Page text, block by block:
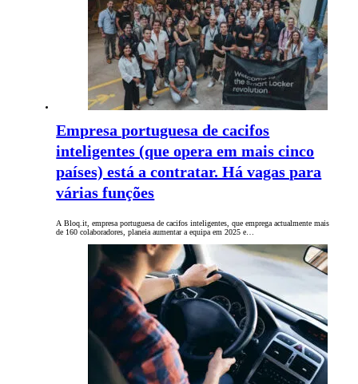
Empresa portuguesa de cacifos
inteligentes (que opera em mais cinco
países) está a contratar. Há vagas para
várias funções
A Bloq.it, empresa portuguesa de cacifos inteligentes, que emprega actualmente mais
de 160 colaboradores, planeia aumentar a equipa em 2025 e…